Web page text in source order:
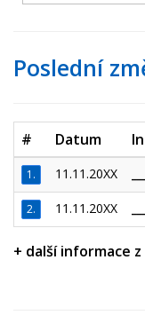
Poslední
# Datum
1. 11.11.20XX
2. 11.11.20XX
+ další informace